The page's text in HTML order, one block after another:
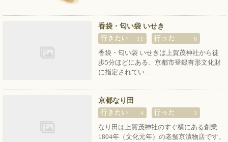
香袋・匂い袋 いせき
11 6
香袋・匂い袋 いせきは上賀茂神社から徒
歩5分ほどにある、京都市登録有形文化財
に指定されてい…
京都なり田
4 3
なり田は上賀茂神社のすぐ横にある創業
1804年（文化元年）の老舗京漬物店です。